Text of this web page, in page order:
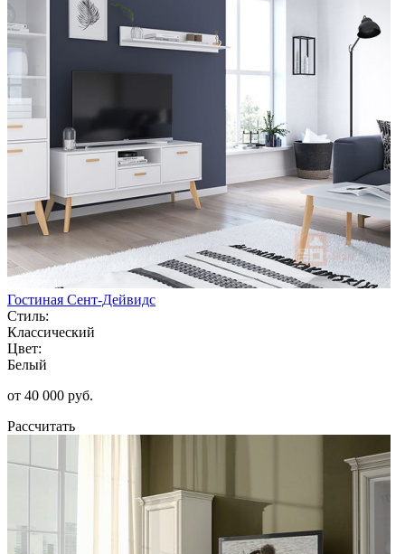
Гостиная Сент-Дейвидс
Стиль:
Классический
Цвет:
Белый
от 40 000 руб.
Рассчитать